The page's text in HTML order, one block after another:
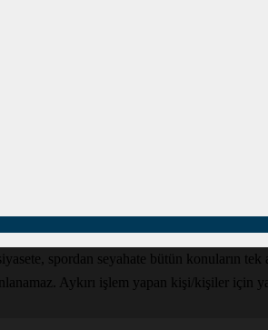
spordan seyahate bütün konuların
Aykırı işlem yapan kişi/kişiler